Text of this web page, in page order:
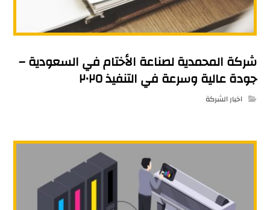
شركة المحمدية لصناعة الأختام في السعودية –
جودة عالية وسرعة في التنفيذ ٢٠٢٥
اخبار الشركة